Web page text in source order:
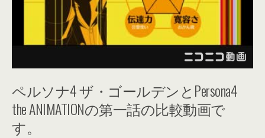
ペルソナ4 ザ・ゴールデンとPersona4
the ANIMATIONの第一話の比較動画で
す。